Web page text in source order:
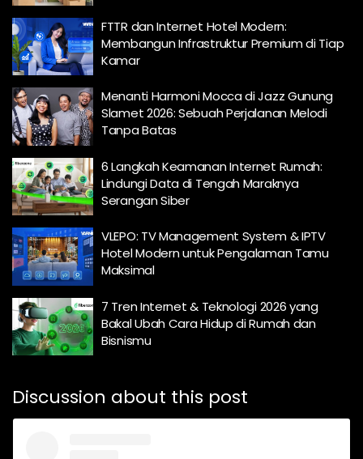
FTTR dan Internet Hotel Modern:
Membangun Infrastruktur Premium di Tiap
Kamar
Menanti Harmoni Mocca di Jazz Gunung
Slamet 2026: Sebuah Perjalanan Melodi
Tanpa Batas
6 Langkah Keamanan Internet Rumah:
Lindungi Data di Tengah Maraknya
Serangan Siber
VLEPO: TV Management System & IPTV
Hotel Modern untuk Pengalaman Tamu
Maksimal
7 Tren Internet & Teknologi 2026 yang
Bakal Ubah Cara Hidup di Rumah dan
Bisnismu
Discussion about this post